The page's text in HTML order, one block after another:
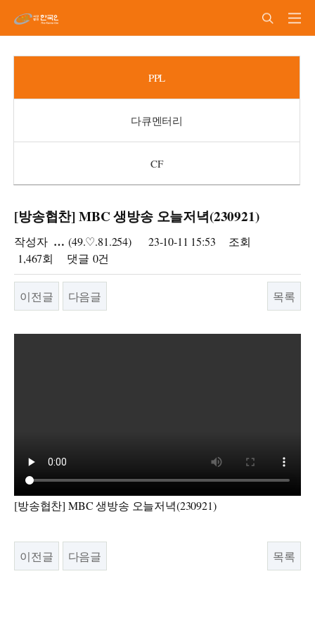
PPL
다큐멘터리
CF
PPL
[방송협찬] MBC 생방송 오늘저녁(230921)
작성자 … (49.♡.81.254) 23-10-11 15:53
조회
1,467회
댓글 0건
이전글 다음글 목록
[방송협찬] MBC 생방송 오늘저녁(230921)
이전글 다음글 목록